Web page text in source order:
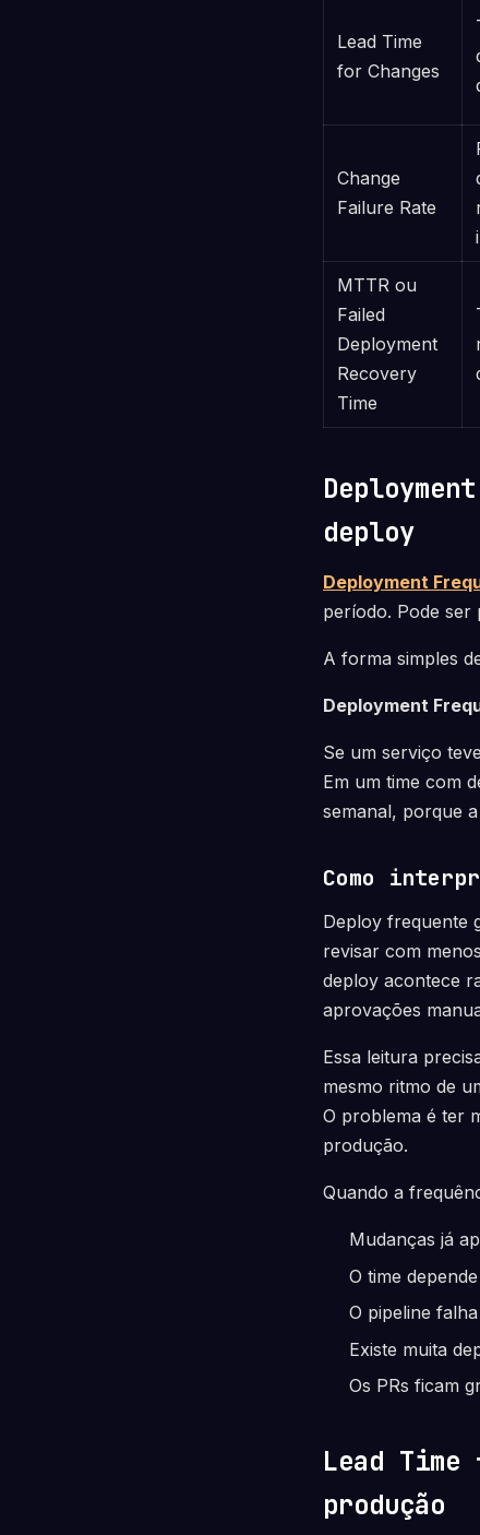
Lead Time
for Changes
Change
Failure Rate
MTTR ou
Failed
Deployment
Recovery
Time
deploy
Deployment
período. Pode ser
A forma simples
Deployment
Se um serviço
Em um time com
semanal, porque
Como
Deploy frequente
revisar com
deploy acontece
aprovações
Essa leitura
mesmo ritmo de
O problema é ter
produção.
Quando a
Mudanças já
O time
O pipeline
Existe muita
Os PRs ficam
Lead
produção